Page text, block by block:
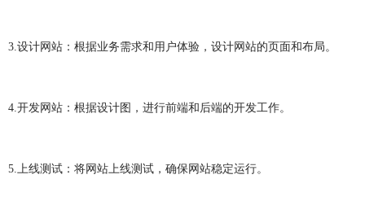
3.设计网站：根据业务需求和用户体验，设计网站的页面和布局。
4.开发网站：根据设计图，进行前端和后端的开发工作。
5.上线测试：将网站上线测试，确保网站稳定运行。